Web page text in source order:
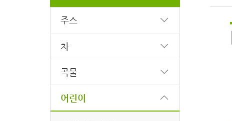
주스
차
곡물
어린이